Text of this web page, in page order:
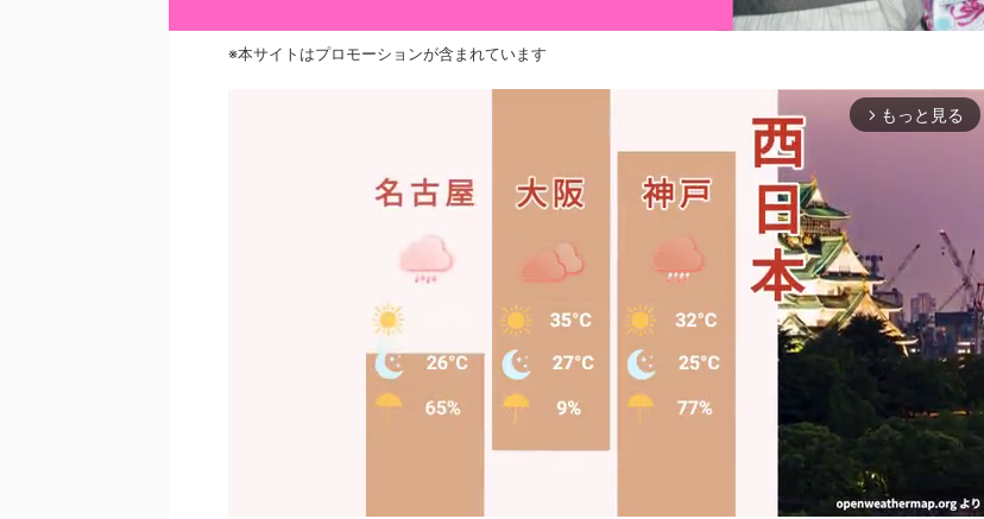
※本サイトはプロモーションが含まれています
arrow_forward_ios もっと見る